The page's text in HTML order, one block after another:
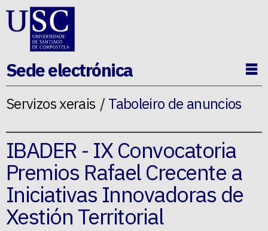
Ir ao contido da p�xina
Sede electrónica
Servizos xerais Taboleiro de anuncios
IBADER - IX Convocatoria
Premios Rafael Crecente a
Iniciativas Innovadoras de
Xestión Territorial